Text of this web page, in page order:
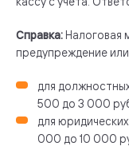
Справка: Налоговая
предупреждение
для
500 до 3 000
для
000 до 10 000